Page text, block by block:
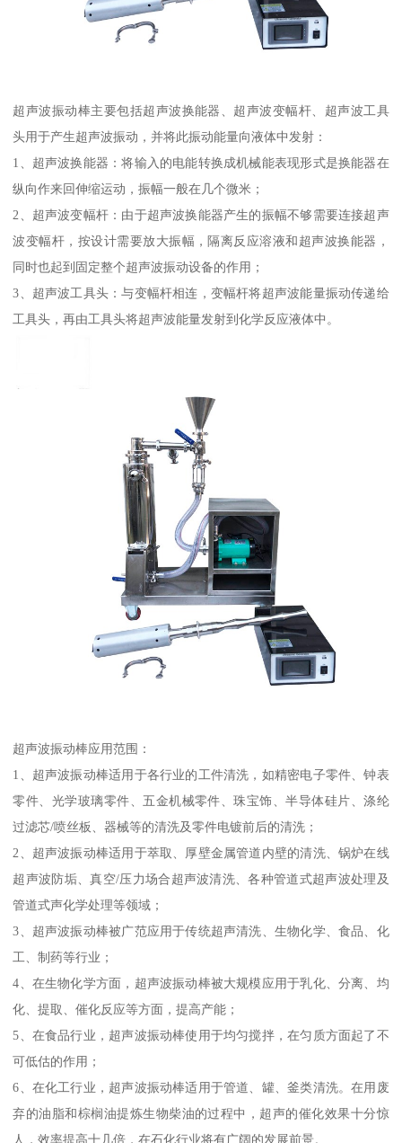
超声波振动棒主要包括超声波换能器、超声波变幅杆、超声波工具
头用于产生超声波振动，并将此振动能量向液体中发射：
1、超声波换能器：将输入的电能转换成机械能表现形式是换能器在
纵向作来回伸缩运动，振幅一般在几个微米；
2、超声波变幅杆：由于超声波换能器产生的振幅不够需要连接超声
波变幅杆，按设计需要放大振幅，隔离反应溶液和超声波换能器，
同时也起到固定整个超声波振动设备的作用；
3、超声波工具头：与变幅杆相连，变幅杆将超声波能量振动传递给
工具头，再由工具头将超声波能量发射到化学反应液体中。
超声波振动棒应用范围：
1、超声波振动棒适用于各行业的工件清洗，如精密电子零件、钟表
零件、光学玻璃零件、五金机械零件、珠宝饰、半导体硅片、涤纶
过滤芯/喷丝板、器械等的清洗及零件电镀前后的清洗；
2、超声波振动棒适用于萃取、厚壁金属管道内壁的清洗、锅炉在线
超声波防垢、真空/压力场合超声波清洗、各种管道式超声波处理及
管道式声化学处理等领域；
3、超声波振动棒被广范应用于传统超声清洗、生物化学、食品、化
工、制药等行业；
4、在生物化学方面，超声波振动棒被大规模应用于乳化、分离、均
化、提取、催化反应等方面，提高产能；
5、在食品行业，超声波振动棒使用于均匀搅拌，在匀质方面起了不
可低估的作用；
6、在化工行业，超声波振动棒适用于管道、罐、釜类清洗。在用废
弃的油脂和棕榈油提炼生物柴油的过程中，超声的催化效果十分惊
人，效率提高十几倍，在石化行业将有广阔的发展前景。